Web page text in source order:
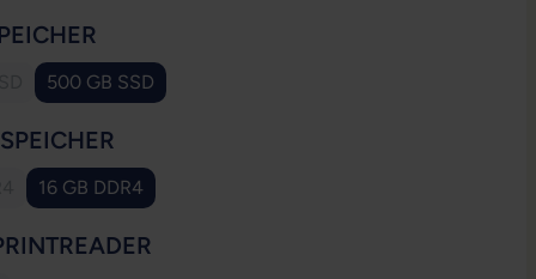
Option ist zurzeit nicht verfügbar.)
500 GB SSD
Option ist zurzeit nicht verfügbar.)
16 GB DDR4